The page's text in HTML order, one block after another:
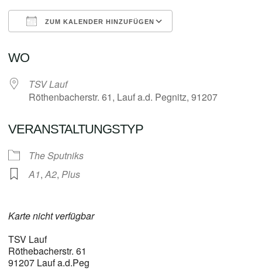
ZUM KALENDER HINZUFÜGEN
WO
TSV Lauf
Röthenbacherstr. 61, Lauf a.d. Pegnitz, 91207
VERANSTALTUNGSTYP
The Sputniks
A1,A2,Plus
Karte nicht verfügbar
TSV Lauf
Röthebacherstr. 61
91207 Lauf a.d.Peg